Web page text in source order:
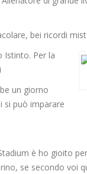
bei ricordi
Istinto. Per la
un giorno
si può imparare
è ho gioito
se secondo voi